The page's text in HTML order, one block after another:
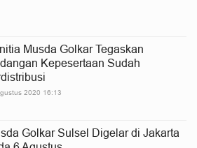
Musda Golkar Tegaskan
Kepesertaan Sudah
2020 16:13
Golkar Sulsel Digelar di Jakarta